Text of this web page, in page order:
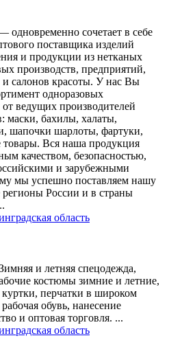
одновременно сочетает в себе
поставщика изделий
и продукции из нетканых
производств, предприятий,
салонов красоты. У нас Вы
одноразовых
ведущих производителей
маски, бахилы, халаты,
шапочки шарлоты, фартуки,
товары. Вся наша продукция
качеством, безопасностью,
и зарубежными
мы успешно поставляем нашу
России и в страны
область
и летняя спецодежда,
костюмы зимние и летние,
перчатки в широком
обувь, нанесение
и оптовая торговля. ...
область